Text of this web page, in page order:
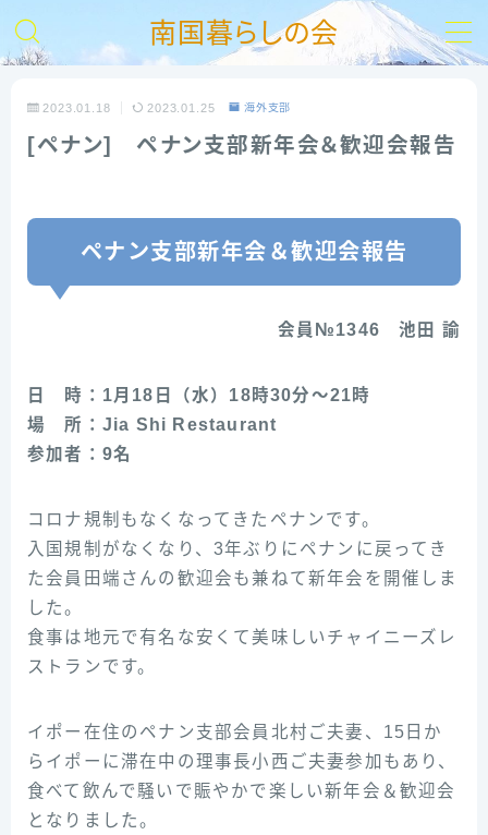
南国暮らしの会
【HOME】
支部活動報告
リンク集
2023.01.18 2023.01.25 海外支部
[ペナン] ペナン支部新年会＆歓迎会報告
ペナン支部新年会＆歓迎会報告
会員№1346 池田 諭
日 時：1月18日（水）18時30分～21時
場 所：Jia Shi Restaurant
参加者：9名
コロナ規制もなくなってきたペナンです。
入国規制がなくなり、3年ぶりにペナンに戻ってき
た会員田端さんの歓迎会も兼ねて新年会を開催しま
した。
食事は地元で有名な安くて美味しいチャイニーズレ
ストランです。
イポー在住のペナン支部会員北村ご夫妻、15日か
らイポーに滞在中の理事長小西ご夫妻参加もあり、
食べて飲んで騒いで賑やかで楽しい新年会＆歓迎会
となりました。